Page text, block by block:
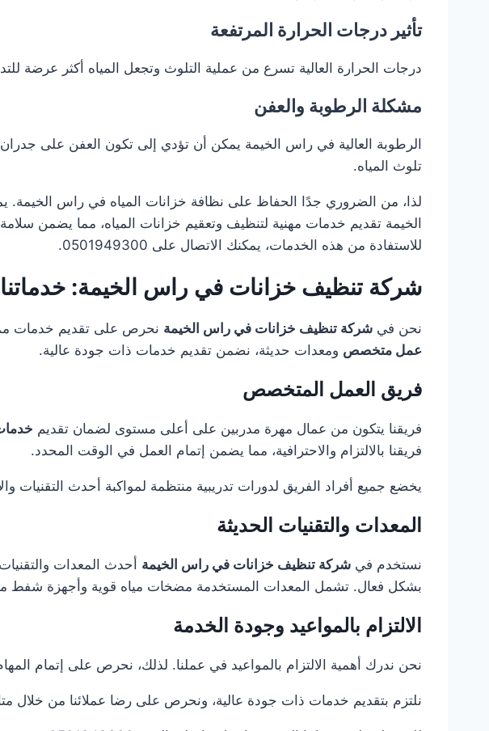
تأثير درجات الحرارة المرتفعة
درجات الحرارة العالية تسرع من عملية التلوث وتجعل المياه أكثر عرضة
مشكلة الرطوبة والعفن
الرطوبة العالية في راس الخيمة يمكن أن تؤدي إلى تكون العفن على
تلوث المياه.
لذا، من الضروري جدًا الحفاظ على نظافة خزانات المياه في راس
الخيمة تقديم خدمات مهنية لتنظيف وتعقيم خزانات المياه، مما يضمن
للاستفادة من هذه الخدمات، يمكنك الاتصال على 0501949300.
شركة تنظيف خزانات في راس الخيمة: خدماتنا
نحن فيشركة تنظيف خزانات في راس الخيمة نحرص على تقديم خدمات
عمل متخصص ومعدات حديثة، نضمن تقديم خدمات ذات جودة عالية.
فريق العمل المتخصص
فريقنا يتكون من عمال مهرة مدربين على أعلى مستوى لضمان تقديم
فريقنا بالالتزام والاحترافية، مما يضمن إتمام العمل في الوقت المحدد.
يخضع جميع أفراد الفريق لدورات تدريبية منتظمة لمواكبة أحدث التقنيات
المعدات والتقنيات الحديثة
نستخدم فيشركة تنظيف خزانات في راس الخيمة أحدث المعدات
بشكل فعال. تشمل المعدات المستخدمة مضخات مياه قوية وأجهزة شفط
الالتزام بالمواعيد وجودة الخدمة
نحن ندرك أهمية الالتزام بالمواعيد في عملنا. لذلك، نحرص على إتمام
نلتزم بتقديم خدمات ذات جودة عالية، ونحرص على رضا عملائنا من خلال